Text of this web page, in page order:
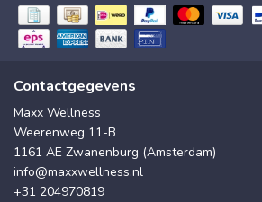
Contactgegevens
Maxx Wellness
Weerenweg 11-B
1161 AE Zwanenburg (Amsterdam)
info@maxxwellness.nl
+31 204970819